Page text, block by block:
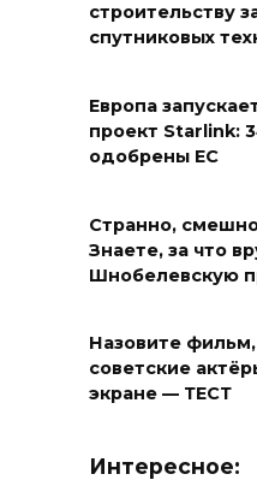
строительству
спутниковых
Европа
проект Starlink:
одобрены ЕС
Странно,
Знаете, за что
Шнобелевскую
Назовите
советские
экране — ТЕСТ
Интересное: